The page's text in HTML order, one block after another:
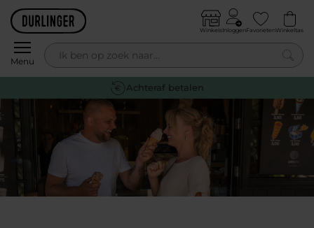
Skip to content
Menu
WinkelsInloggenFavorietenWinkeltas
0
Gratis retourneren